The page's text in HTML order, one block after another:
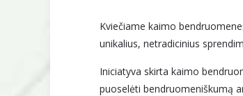
Kviečiame kaimo
unikalius, netradicinius
Iniciatyva skirta kaimo
puoselėti bendruomeniškumą